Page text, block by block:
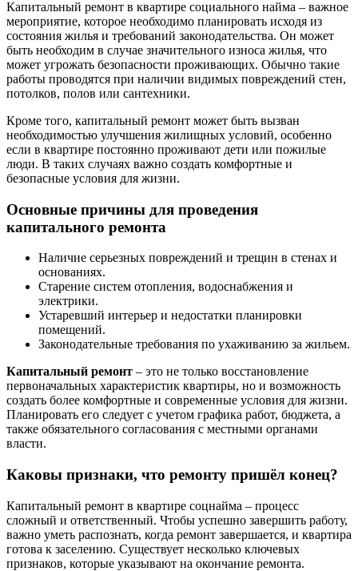
Капитальный ремонт в квартире социального найма – важное
мероприятие, которое необходимо планировать исходя из
состояния жилья и требований законодательства. Он может
быть необходим в случае значительного износа жилья, что
может угрожать безопасности проживающих. Обычно такие
работы проводятся при наличии видимых повреждений стен,
потолков, полов или сантехники.
Кроме того, капитальный ремонт может быть вызван
необходимостью улучшения жилищных условий, особенно
если в квартире постоянно проживают дети или пожилые
люди. В таких случаях важно создать комфортные и
безопасные условия для жизни.
Основные причины для проведения
капитального ремонта
Наличие серьезных повреждений и трещин в стенах и
основаниях.
Старение систем отопления, водоснабжения и
электрики.
Устаревший интерьер и недостатки планировки
помещений.
Законодательные требования по ухаживанию за жильем.
Капитальный ремонт – это не только восстановление
первоначальных характеристик квартиры, но и возможность
создать более комфортные и современные условия для жизни.
Планировать его следует с учетом графика работ, бюджета, а
также обязательного согласования с местными органами
власти.
Каковы признаки, что ремонту пришёл конец?
Капитальный ремонт в квартире соцнайма – процесс
сложный и ответственный. Чтобы успешно завершить работу,
важно уметь распознать, когда ремонт завершается, и квартира
готова к заселению. Существует несколько ключевых
признаков, которые указывают на окончание ремонта.